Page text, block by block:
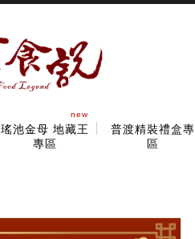
new
瑤池金母 地藏王
專區
普渡精裝禮盒專
區